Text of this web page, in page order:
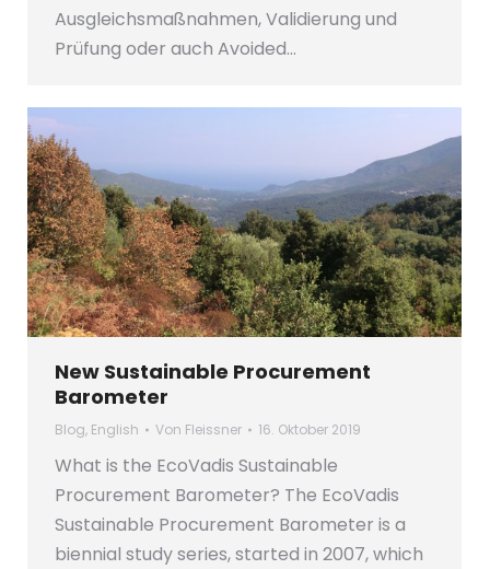
Ausgleichsmaßnahmen, Validierung und
Prüfung oder auch Avoided…
New Sustainable Procurement
Barometer
Blog, English Von Fleissner 16. Oktober 2019
What is the EcoVadis Sustainable
Procurement Barometer? The EcoVadis
Sustainable Procurement Barometer is a
biennial study series, started in 2007, which